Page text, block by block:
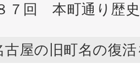
７回 本町通り歴
古屋の旧町名の復